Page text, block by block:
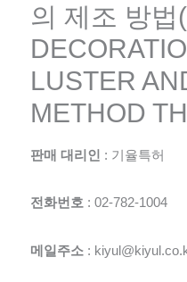
의 제조 방
LUSTER
METHOD
판매 대리인 : 기율특허
전화번호 : 02-782-1004
메일주소 :